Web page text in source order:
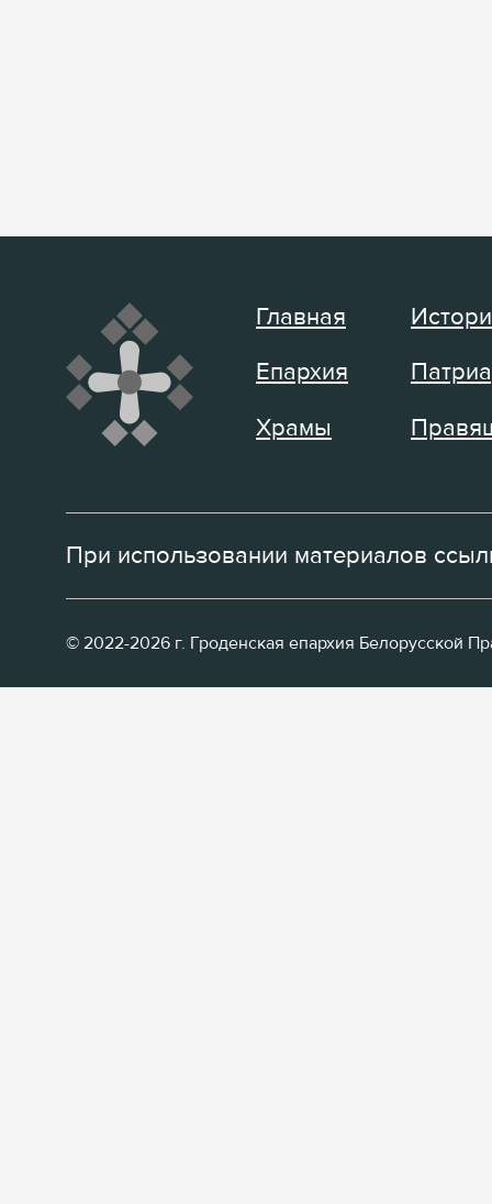
Главная
Епархия
Храмы
При использовании материалов
© 2022-2026 г. Гроденская епархия Белорусской